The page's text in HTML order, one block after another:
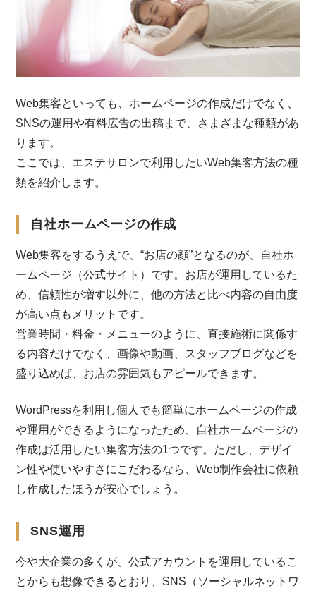
Web集客といっても、ホームページの作成だけでなく、
SNSの運用や有料広告の出稿まで、さまざまな種類があ
ります。
ここでは、エステサロンで利用したいWeb集客方法の種
類を紹介します。
自社ホームページの作成
Web集客をするうえで、“お店の顔”となるのが、自社ホ
ームページ（公式サイト）です。お店が運用しているた
め、信頼性が増す以外に、他の方法と比べ内容の自由度
が高い点もメリットです。
営業時間・料金・メニューのように、直接施術に関係す
る内容だけでなく、画像や動画、スタッフブログなどを
盛り込めば、お店の雰囲気もアピールできます。
WordPressを利用し個人でも簡単にホームページの作成
や運用ができるようになったため、自社ホームページの
作成は活用したい集客方法の1つです。ただし、デザイ
ン性や使いやすさにこだわるなら、Web制作会社に依頼
し作成したほうが安心でしょう。
SNS運用
今や大企業の多くが、公式アカウントを運用しているこ
とからも想像できるとおり、SNS（ソーシャルネットワ